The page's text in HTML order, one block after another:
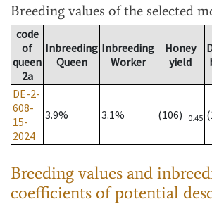
Breeding values of the selected
code
of
queen
2a
Inbreeding
Queen
Inbreeding
Worker
Honey
yield
DE-2-
608-
15-
2024
3.9% 3.1% (106) 0.45
Breeding values and
coefficients of potential